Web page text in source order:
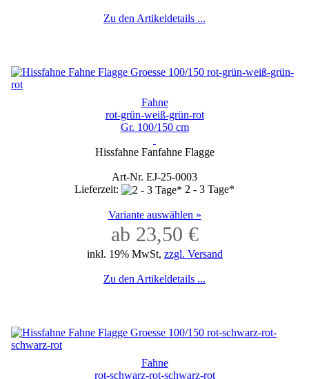
Zu den Artikeldetails ...
Fahne
rot-grün-weiß-grün-rot
Gr. 100/150 cm
Hissfahne Fanfahne Flagge
Art-Nr. EJ-25-0003
Lieferzeit:
2 - 3 Tage*
Variante auswählen »
ab 23,50 €
inkl. 19% MwSt, zzgl. Versand
Zu den Artikeldetails ...
Fahne
rot-schwarz-rot-schwarz-rot